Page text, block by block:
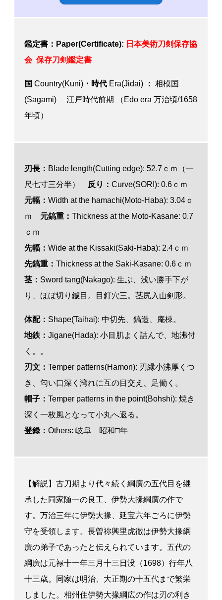
鑑定書：Paper(Certificate): 日本美術刀剣保存協
会 保存刀剣鑑定書
国 Country(Kuni) ・時代 Era(Jidai) ： 相模国
(Sagami) 江戸時代前期 （Edo era 万治頃/1658
年頃）
刃長： Blade length(Cutting edge): 52.7ｃｍ（一
尺七寸三分半）
反り： Curve(SORI): 0.6ｃｍ
元幅： Width at the hamachi(Moto-Haba): 3.04ｃ
ｍ 元鎬重： Thickness at the Moto-Kasane: 0.7
ｃｍ
先幅： Wide at the Kissaki(Saki-Haba): 2.4ｃｍ
先鎬重： Thickness at the Saki-Kasane: 0.6ｃｍ
茎： Sword tang(Nakago): 生ぶ、浅い勝手下が
り、ほぼ切り鑢目。目釘穴三。茎尻入山剣形。
体配： Shape(Taihai): 中切先、鎬造、庵棟。
地鉄： Jigane(Hada): 小目肌よく詰んで、地沸付
く。。
刃文 ： Temper patterns(Hamon): 刃縁小沸厚くつ
き、匂い口深く湾れに互の目交え、足働く。
帽子： Temper patterns in the point(Bohshi): 焼き
深く一枚風となって小丸へ返る。
登録： Others: 岐阜 昭和□年
【解説】古刀期より代々続く綱廣の五代目を継
承した同家随一の良工、伊勢大掾綱廣の作で
す。万治三年に伊勢大掾、延宝六年ごろに伊勢
守を受領します。長曽祢興里虎徹は伊勢大掾綱
廣の弟子であったと伝えられています。五代の
綱廣は元禄十一年三月十三日没（1698）行年八
十三歳。同家は明治、大正期の十五代まで繁栄
しました。相州住伊勢大掾綱広の作は刃の利き